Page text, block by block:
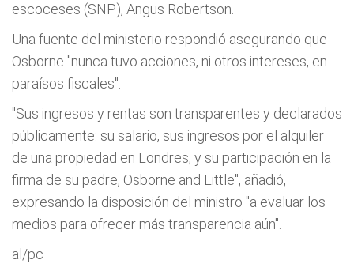
escoceses (SNP), Angus Robertson.
Una fuente del ministerio respondió asegurando que
Osborne "nunca tuvo acciones, ni otros intereses, en
paraísos fiscales".
"Sus ingresos y rentas son transparentes y declarados
públicamente: su salario, sus ingresos por el alquiler
de una propiedad en Londres, y su participación en la
firma de su padre, Osborne and Little", añadió,
expresando la disposición del ministro "a evaluar los
medios para ofrecer más transparencia aún".
al/pc